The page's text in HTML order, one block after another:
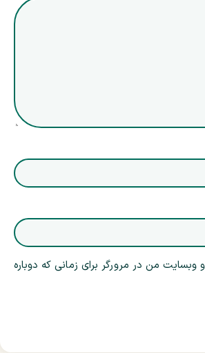
وبسایت من در مرورگر برای زمانی که دوباره